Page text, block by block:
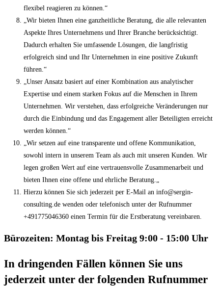
flexibel reagieren zu können.“
„Wir bieten Ihnen eine ganzheitliche Beratung, die alle relevanten
Aspekte Ihres Unternehmens und Ihrer Branche berücksichtigt.
Dadurch erhalten Sie umfassende Lösungen, die langfristig
erfolgreich sind und Ihr Unternehmen in eine positive Zukunft
führen.“
„Unser Ansatz basiert auf einer Kombination aus analytischer
Expertise und einem starken Fokus auf die Menschen in Ihrem
Unternehmen. Wir verstehen, dass erfolgreiche Veränderungen nur
durch die Einbindung und das Engagement aller Beteiligten erreicht
werden können.“
„Wir setzen auf eine transparente und offene Kommunikation,
sowohl intern in unserem Team als auch mit unseren Kunden. Wir
legen großen Wert auf eine vertrauensvolle Zusammenarbeit und
bieten Ihnen eine offene und ehrliche Beratung.„
Hierzu können Sie sich jederzeit per E-Mail an info@sergin-
consulting.de wenden oder telefonisch unter der Rufnummer
+491775046360 einen Termin für die Erstberatung vereinbaren.
Bürozeiten: Montag bis Freitag 9:00 - 15:00 Uhr
In dringenden Fällen können Sie uns
jederzeit unter der folgenden Rufnummer